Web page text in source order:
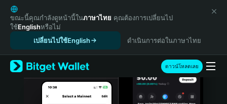
English
日本語
Tiếng Việt
Español (Latinoamérica)
Türkçe
Italiano
ขณะนี้คุณกำลังดูหน้านี้ในภาษาไทย คุณต้องการเปลี่ยนไป
ใช้Englishหรือไม่
เปลี่ยนไปใช้English
ดำเนินการต่อในภาษาไทย
ดาวน์โหลดเลย